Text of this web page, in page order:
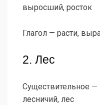
выросший, росток
Глагол — расти,
2. Лес
Существительное —
лесничий, лес